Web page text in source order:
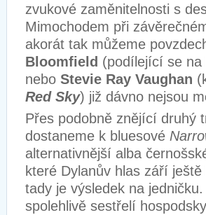
zvukové zaměnitelnosti s
Mimochodem při
akorát tak můžeme
Bloomfield (podílející se na
nebo Stevie Ray Vaughan
Red Sky) již dávno nejsou
Přes podobně znějící druhý
dostaneme k bluesové
alternativnější alba
které Dylanův hlas září
tady je výsledek na
spolehlivě sestřelí hospodsky